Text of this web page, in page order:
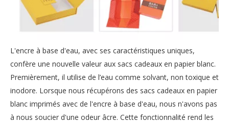
L'encre à base d'eau, avec ses caractéristiques uniques,
confère une nouvelle valeur aux sacs cadeaux en papier blanc.
Premièrement, il utilise de l’eau comme solvant, non toxique et
inodore. Lorsque nous récupérons des sacs cadeaux en papier
blanc imprimés avec de l'encre à base d'eau, nous n'avons pas
à nous soucier d'une odeur âcre. Cette fonctionnalité rend les